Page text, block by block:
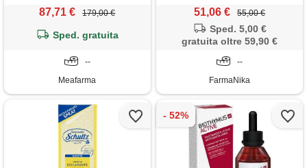
87,71 € 179,00 €
Sped. gratuita
--
Meafarma
51,06 € 55,00 €
Sped. 5,00 €
gratuita oltre 59,90 €
--
FarmaNika